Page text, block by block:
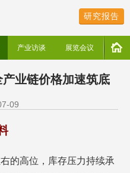
研究报告
产业访谈 展览会议
业链价格加速筑底
09
的高位，库存压力持续承